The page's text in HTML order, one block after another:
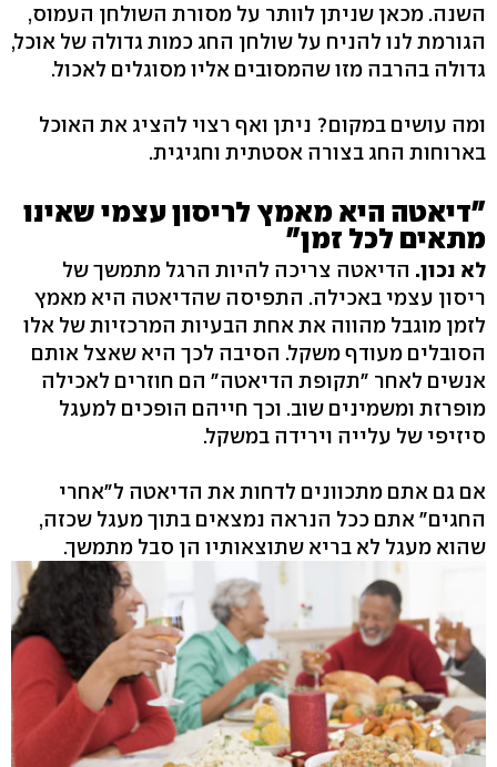
השנה. מכאן שניתן לוותר על מסורת השולחן העמוס,
הגורמת לנו להניח על שולחן החג כמות גדולה של אוכל,
גדולה בהרבה מזו שהמסובים אליו מסוגלים לאכול.
ומה עושים במקום? ניתן ואף רצוי להציג את האוכל
בארוחות החג בצורה אסטתית וחגיגית.
"דיאטה היא מאמץ לריסון עצמי שאינו
מתאים לכל זמן"
לא נכון. הדיאטה צריכה להיות הרגל מתמשך של
ריסון עצמי באכילה. התפיסה שהדיאטה היא מאמץ
לזמן מוגבל מהווה את אחת הבעיות המרכזיות של אלו
הסובלים מעודף משקל. הסיבה לכך היא שאצל אותם
אנשים לאחר "תקופת הדיאטה" הם חוזרים לאכילה
מופרזת ומשמינים שוב. וכך חייהם הופכים למעגל
סיזיפי של עלייה וירידה במשקל.
אם גם אתם מתכוונים לדחות את הדיאטה ל"אחרי
החגים" אתם ככל הנראה נמצאים בתוך מעגל שכזה,
שהוא מעגל לא בריא שתוצאותיו הן סבל מתמשך.